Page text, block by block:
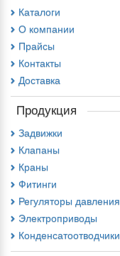
Каталоги
О компании
Прайсы
Контакты
Доставка
Продукция
Задвижки
Клапаны
Краны
Фитинги
Регуляторы давления
Электроприводы
Конденсатоотводчики